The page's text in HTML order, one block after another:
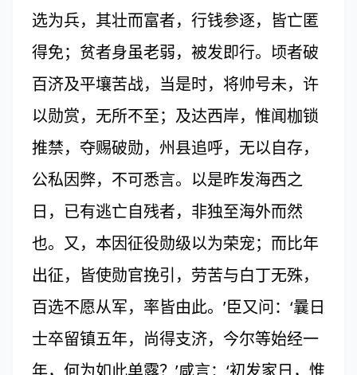
选为兵，其壮而富者，行钱参逐，皆亡匿
得免；贫者身虽老弱，被发即行。顷者破
百济及平壤苦战，当是时，将帅号未，许
以勋赏，无所不至；及达西岸，惟闻枷锁
推禁，夺赐破勋，州县追呼，无以自存，
公私因弊，不可悉言。以是昨发海西之
日，已有逃亡自残者，非独至海外而然
也。又，本因征役勋级以为荣宠；而比年
出征，皆使勋官挽引，劳苦与白丁无殊，
百选不愿从军，率皆由此。’臣又问：‘曩日
士卒留镇五年，尚得支济，今尔等始经一
年，何为如此单露？’咸言：‘初发家日，惟